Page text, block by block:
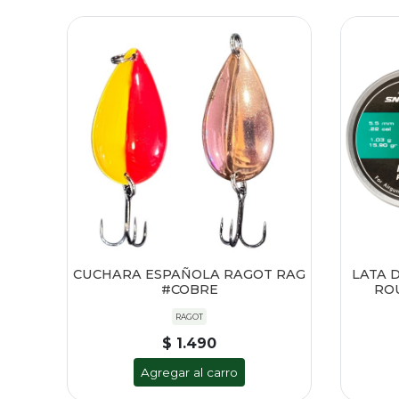
CUCHARA ESPAÑOLA RAGOT RAG
#COBRE
RAGOT
$ 1.490
Agregar al carro
LATA